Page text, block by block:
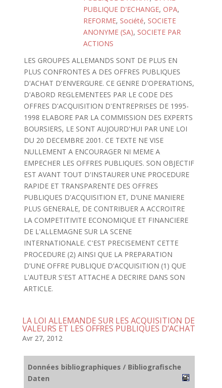
PUBLIQUE D'ECHANGE, OPA,
REFORME, Société, SOCIETE
ANONYME (SA), SOCIETE PAR
ACTIONS
LES GROUPES ALLEMANDS SONT DE PLUS EN
PLUS CONFRONTES A DES OFFRES PUBLIQUES
D'ACHAT D'ENVERGURE. CE GENRE D'OPERATIONS,
D'ABORD REGLEMENTEES PAR LE CODE DES
OFFRES D'ACQUISITION D'ENTREPRISES DE 1995-
1998 ELABORE PAR LA COMMISSION DES EXPERTS
BOURSIERS, LE SONT AUJOURD'HUI PAR UNE LOI
DU 20 DECEMBRE 2001. CE TEXTE NE VISE
NULLEMENT A ENCOURAGER NI MEME A
EMPECHER LES OFFRES PUBLIQUES. SON OBJECTIF
EST AVANT TOUT D'INSTAURER UNE PROCEDURE
RAPIDE ET TRANSPARENTE DES OFFRES
PUBLIQUES D'ACQUISITION ET, D'UNE MANIERE
PLUS GENERALE, DE CONTRIBUER A ACCROITRE
LA COMPETITIVITE ECONOMIQUE ET FINANCIERE
DE L'ALLEMAGNE SUR LA SCENE
INTERNATIONALE. C'EST PRECISEMENT CETTE
PROCEDURE (2) AINSI QUE LA PREPARATION
D'UNE OFFRE PUBLIQUE D'ACQUISITION (1) QUE
L'AUTEUR S'EST ATTACHE A DECRIRE DANS SON
ARTICLE.
LA LOI ALLEMANDE SUR LES ACQUISITION DE
VALEURS ET LES OFFRES PUBLIQUES D’ACHAT
Avr 27, 2012
Données bibliographiques / Bibliografische
Daten